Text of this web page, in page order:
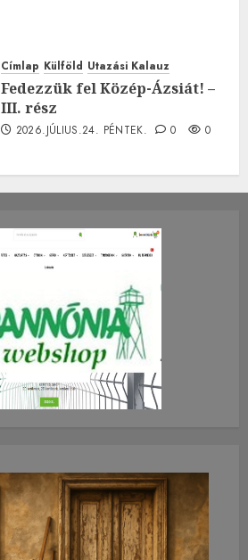
Címlap Külföld Utazási Kalauz
Fedezzük fel Közép-Ázsiát! –
III. rész
2026.JÚLIUS.24. PÉNTEK. 0 0